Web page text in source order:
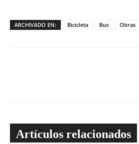
ARCHIVADO EN: Bicicleta Bus Obras
Artículos relacionados